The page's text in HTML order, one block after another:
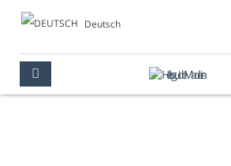
Deutsch